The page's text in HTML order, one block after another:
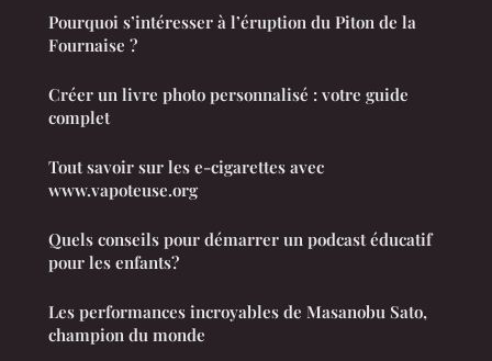
Pourquoi s’intéresser à l’éruption du Piton de la
Fournaise ?
Créer un livre photo personnalisé : votre guide
complet
Tout savoir sur les e-cigarettes avec
www.vapoteuse.org
Quels conseils pour démarrer un podcast éducatif
pour les enfants?
Les performances incroyables de Masanobu Sato,
champion du monde